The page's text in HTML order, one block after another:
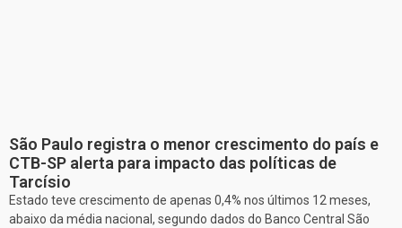
São Paulo registra o menor crescimento do país e
CTB-SP alerta para impacto das políticas de
Tarcísio
Estado teve crescimento de apenas 0,4% nos últimos 12 meses,
abaixo da média nacional, segundo dados do Banco Central São